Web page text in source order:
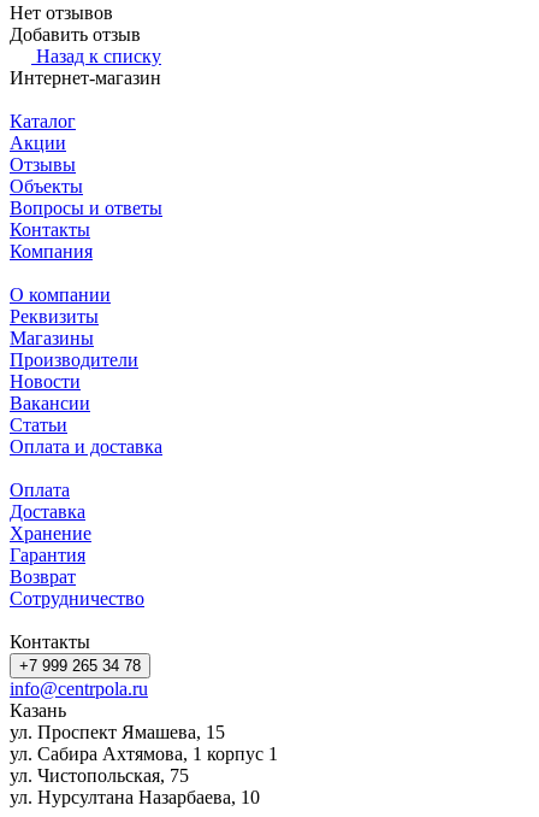
Нет отзывов
Добавить отзыв
Назад к списку
Интернет-магазин
Каталог
Акции
Отзывы
Объекты
Вопросы и ответы
Контакты
Компания
О компании
Реквизиты
Магазины
Производители
Новости
Вакансии
Статьи
Оплата и доставка
Оплата
Доставка
Хранение
Гарантия
Возврат
Сотрудничество
Контакты
+7 999 265 34 78
info@centrpola.ru
Казань
ул. Проспект Ямашева, 15
ул. Сабира Ахтямова, 1 корпус 1
ул. Чистопольская, 75
ул. Нурсултана Назарбаева, 10